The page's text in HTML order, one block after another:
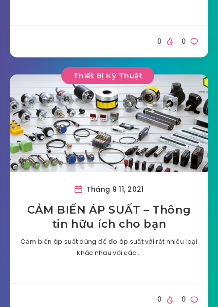
0
0
Thiết Bị Kỹ Thuật
Tháng 9 11, 2021
CẢM BIẾN ÁP SUẤT – Thông
tin hữu ích cho bạn
Cảm biến áp suất dùng để đo áp suất với rất nhiều loại
khác nhau với các…
0
0